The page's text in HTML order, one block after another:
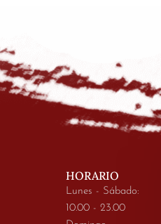
HORARIO
Lunes - Sábado:
10.00 - 23.00